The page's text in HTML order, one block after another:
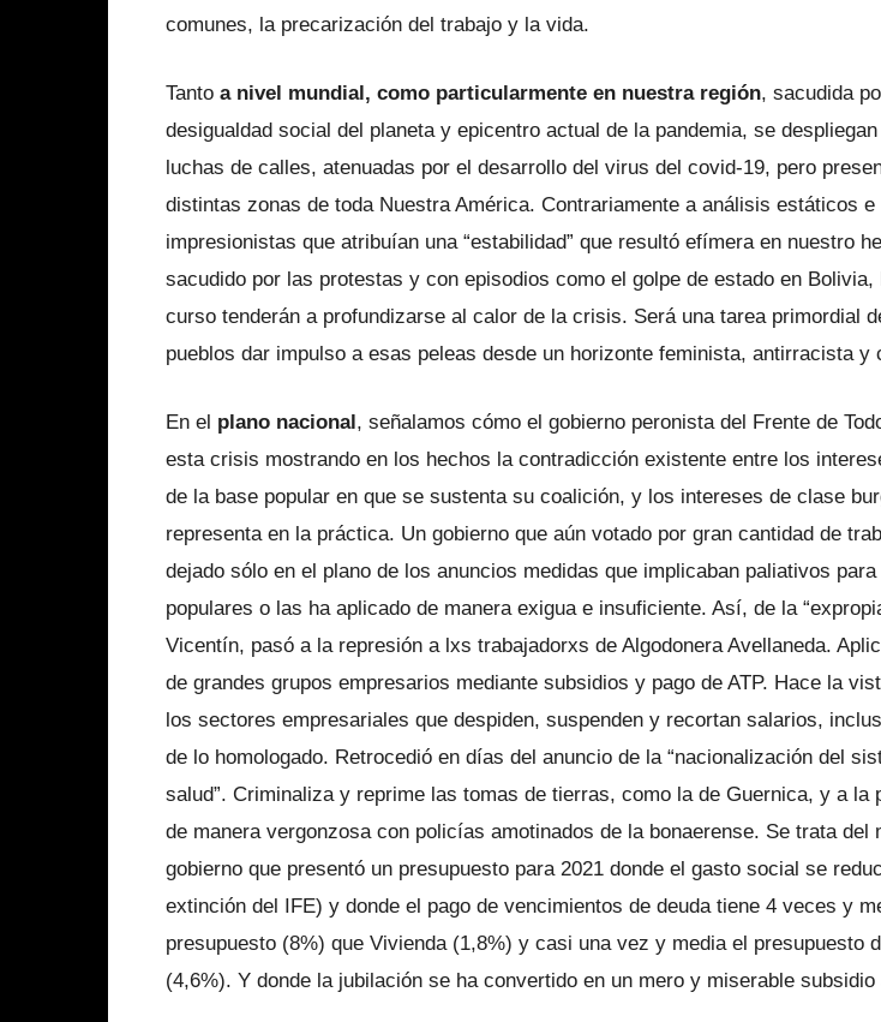
comunes, la precarización del trabajo y la vida.
Tanto a nivel mundial, como particularmente en nuestra región, sacudida
desigualdad social del planeta y epicentro actual de la pandemia, se
luchas de calles, atenuadas por el desarrollo del virus del covid-19, pero
distintas zonas de toda Nuestra América. Contrariamente a análisis estáticos e
impresionistas que atribuían una “estabilidad” que resultó efímera en nuestro
sacudido por las protestas y con episodios como el golpe de estado en Bolivia,
curso tenderán a profundizarse al calor de la crisis. Será una tarea primordial
pueblos dar impulso a esas peleas desde un horizonte feminista, antirracista y
En el plano nacional, señalamos cómo el gobierno peronista del Frente de
esta crisis mostrando en los hechos la contradicción existente entre los
de la base popular en que se sustenta su coalición, y los intereses de clase
representa en la práctica. Un gobierno que aún votado por gran cantidad de
dejado sólo en el plano de los anuncios medidas que implicaban paliativos
populares o las ha aplicado de manera exigua e insuficiente. Así, de la
Vicentín, pasó a la represión a lxs trabajadorxs de Algodonera Avellaneda.
de grandes grupos empresarios mediante subsidios y pago de ATP. Hace la
los sectores empresariales que despiden, suspenden y recortan salarios,
de lo homologado. Retrocedió en días del anuncio de la “nacionalización del
salud”. Criminaliza y reprime las tomas de tierras, como la de Guernica, y a la
de manera vergonzosa con policías amotinados de la bonaerense. Se trata del
gobierno que presentó un presupuesto para 2021 donde el gasto social se
extinción del IFE) y donde el pago de vencimientos de deuda tiene 4 veces y
presupuesto (8%) que Vivienda (1,8%) y casi una vez y media el presupuesto
(4,6%). Y donde la jubilación se ha convertido en un mero y miserable